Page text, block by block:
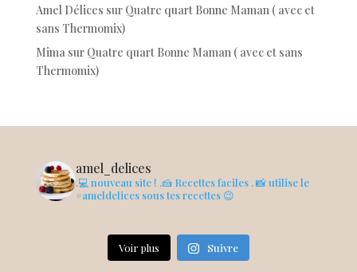
Amel Délices sur Quatre quart Bonne Maman ( avec et
sans Thermomix)
Mimasur Quatre quart Bonne Maman ( avec et sans
Thermomix)
amel_delices
.💻 nouveau site ! .🍰 Recettes faciles . 📸 utilise le
#ameldelices sous tes recettes 😉
Voir plus Suivre